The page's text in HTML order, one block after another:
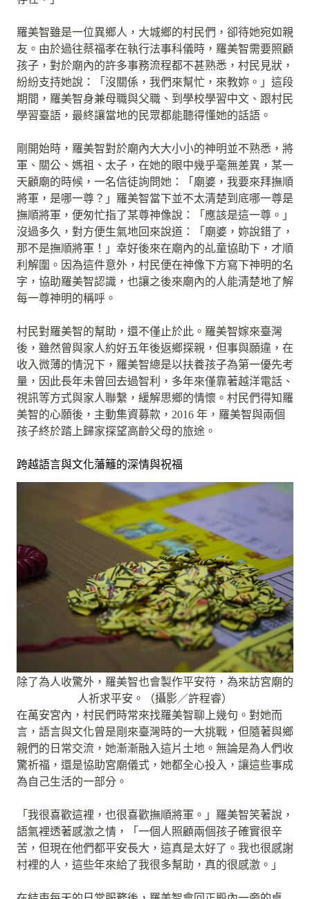
羅美智雖是一位異鄉人，大城鄉的村民們，卻待她宛如親
友。由於過往蔡福孝在執行法事科儀時，羅美智需要照顧
孩子，對於廟內的許多事務流程都不甚熟悉，村民見狀，
紛紛支持她說：「沒關係，我們來幫忙，來教妳。」這段
期間，羅美智身兼母職與父職、到學校學習中文、跟村民
學習臺語，最終讓當地的民眾都能聽得懂她的話語。
剛開始時，羅美智對於廟內大大小小的神明並不熟悉，將
軍、關公、媽祖、太子，在她的眼中幾乎毫無差異，某一
天顧廟的時候，一名信徒詢問她：「廟婆，我要來拜撫順
將軍，是哪一尊？」羅美智當下並不太清楚到底哪一尊是
撫順將軍，便匆忙指了某尊神像說：「應該是這一尊。」
沒過多久，對方便生氣地回來說道：「廟婆，妳說錯了，
那不是撫順將軍！」幸好後來在廟內的乩童協助下，才順
利解圍。因為這件意外，村民便在神像下方寫下神明的名
字，協助羅美智認識，也讓之後來廟內的人能清楚地了解
每一尊神明的稱呼。
村民對羅美智的幫助，還不僅止於此。羅美智嫁來臺灣
後，雖然曾與家人約好五年後返鄉探親，但事與願違，在
收入微薄的情況下，羅美智總是以扶養孩子為第一優先考
量，因此長年未曾回去過智利，多年來僅靠著越洋電話、
視訊等方式與家人聯繫，緩解思鄉的情懷。村民們得知羅
美智的心願後，主動集資募款，2016 年，羅美智與兩個
孩子終於踏上歸家探望高齡父母的旅途。
跨越語言與文化藩籬的深情與祝福
除了為人收驚外，羅美智也會製作平安符，為來訪宮廟的
人祈求平安。（攝影／許程睿）
在萬安宮內，村民們時常來找羅美智聊上幾句。對她而
言，語言與文化曾是剛來臺灣時的一大挑戰，但隨著與鄉
親們的日常交流，她漸漸融入這片土地。無論是為人們收
驚祈福，還是協助宮廟儀式，她都全心投入，讓這些事成
為自己生活的一部分。
「我很喜歡這裡，也很喜歡撫順將軍。」羅美智笑著說，
語氣裡透著感激之情，「一個人照顧兩個孩子確實很辛
苦，但現在他們都平安長大，這真是太好了。我也很感謝
村裡的人，這些年來給了我很多幫助，真的很感激。」